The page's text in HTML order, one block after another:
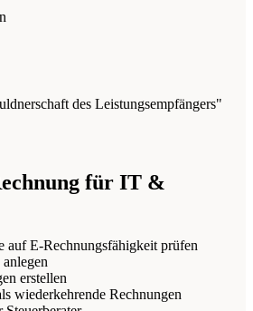
des Leistungsempfängers"
für IT &
auf E-Rechnungsfähigkeit prüfen
erstellen
wiederkehrende Rechnungen